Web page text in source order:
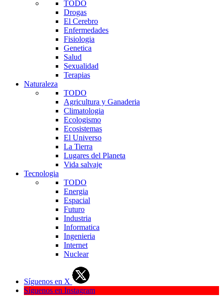
TODO
Drogas
El Cerebro
Enfermedades
Fisiologia
Genetica
Salud
Sexualidad
Terapias
Naturaleza
TODO
Agricultura y Ganaderia
Climatologia
Ecologismo
Ecosistemas
El Universo
La Tierra
Lugares del Planeta
Vida salvaje
Tecnologia
TODO
Energia
Espacial
Futuro
Industria
Informatica
Ingenieria
Internet
Nuclear
Síguenos en X
Síguenos en Instagram